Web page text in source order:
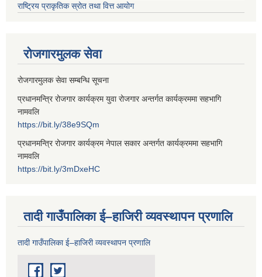
राष्ट्रिय प्राकृतिक स्रोत तथा वित्त आयोग
रोजगारमुलक सेवा
रोजगारमुलक सेवा सम्बन्धि सूचना
प्रधानमन्त्रि रोजगार कार्यक्रम युवा रोजगार अन्तर्गत कार्यक्रममा सहभागि
नामवलि
https://bit.ly/38e9SQm
प्रधानमन्त्रि रोजगार कार्यक्रम नेपाल सकार अन्तर्गत कार्यक्रममा सहभागि
नामवलि
https://bit.ly/3mDxeHC
तादी गाउँपालिका ई–हाजिरी व्यवस्थापन प्रणालि
तादी गाउँपालिका ई–हाजिरी व्यवस्थापन प्रणालि